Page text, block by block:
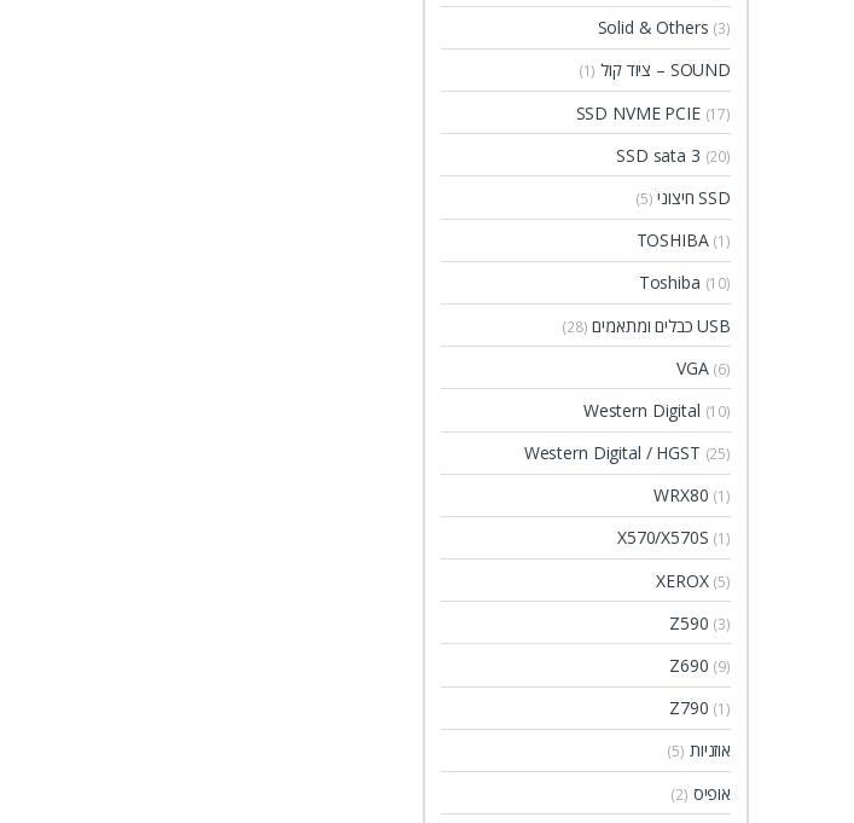
Solid & Others (3)
SOUND – ציוד קול (1)
SSD NVME PCIE (17)
SSD sata 3 (20)
SSD חיצוני (5)
TOSHIBA (1)
Toshiba (10)
USB כבלים ומתאמים (28)
VGA (6)
Western Digital (10)
Western Digital / HGST (25)
WRX80 (1)
X570/X570S (1)
XEROX (5)
Z590 (3)
Z690 (9)
Z790 (1)
אוזניות (5)
אופיס (2)